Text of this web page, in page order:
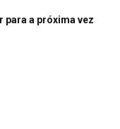
para a próxima vez